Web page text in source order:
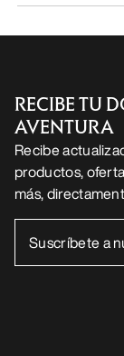
RECIBE TU
AVENTURA
Recibe
productos,
más,